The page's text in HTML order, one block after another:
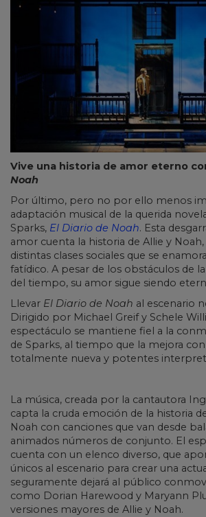
Vive una historia de amor eterno
Noah
Por último, pero no por ello menos
adaptación musical de la querida
Sparks, El Diario de Noah. Esta
amor cuenta la historia de Allie y
distintas clases sociales que se
fatídico. A pesar de los obstáculos de
del tiempo, su amor sigue siendo
Llevar El Diario de Noah al escenario
Dirigido por Michael Greif y Schele
espectáculo se mantiene fiel a la
de Sparks, al tiempo que la mejora
totalmente nueva y potentes
La música, creada por la cantautora
capta la cruda emoción de la historia
Noah con canciones que van desde
animados números de conjunto. El
cuenta con un elenco diverso, que
únicos al escenario para crear una
seguramente dejará al público
como Dorian Harewood y Maryann
versiones mayores de Allie y Noah.